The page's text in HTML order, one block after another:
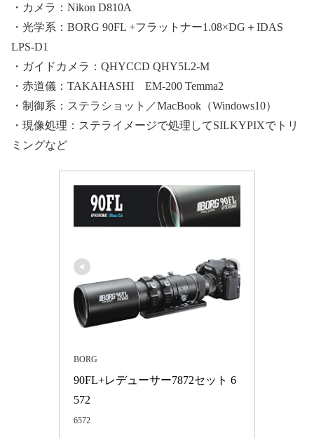
・カメラ：Nikon D810A
・光学系：BORG 90FL +フラットナー1.08×DG＋IDAS
LPS-D1
・ガイドカメラ：QHYCCD QHY5L2-M
・赤道儀：TAKAHASHI EM-200 Temma2
・制御系：ステラショット／MacBook（Windows10）
・現像処理：ステライメージで処理してSILKYPIXでトリ
ミングなど
BORG
90FL+レデューサー7872セット 6
572
6572